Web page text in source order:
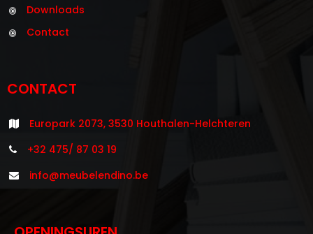
Downloads
Contact
CONTACT
Europark 2073, 3530 Houthalen-Helchteren
+32 475/ 87 03 19
info@meubelendino.be